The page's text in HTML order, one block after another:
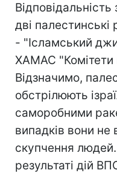
дві
- "Ісламський
ХАМАС "Комітети
Відзначимо,
обстрілюють
саморобними
випадків вони не
скупчення
результаті дій